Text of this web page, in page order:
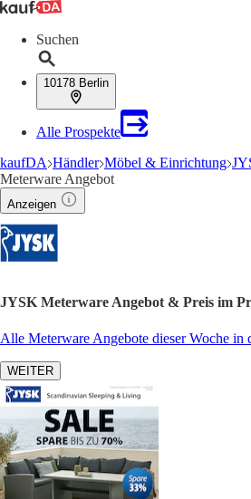
Suchen
10178 Berlin
Alle Prospekte
kaufDA Händler Möbel & Einrichtung
Meterware Angebot
Anzeigen
JYSK Meterware Angebot & Preis im
Alle Meterware Angebote dieser Woche in
WEITER